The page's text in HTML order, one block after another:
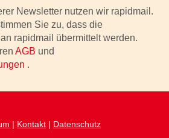
Newsletter nutzen wir rapidmail.
Sie zu, dass die
rapidmail übermittelt werden.
AGB und
.
| Kontakt | Datenschutz